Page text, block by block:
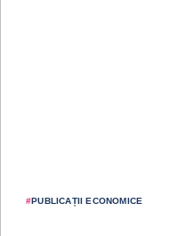
#PUBLICAȚII ECONOMICE